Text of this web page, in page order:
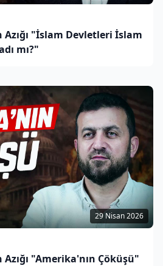
"İslam Devletleri İslam
mı?"
29 Nisan 2026
"Amerika'nın Çöküşü"